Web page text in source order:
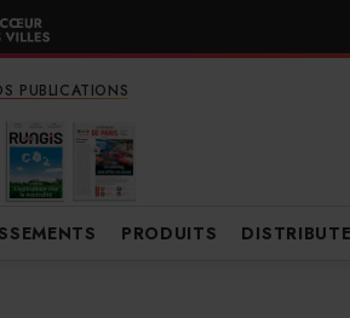
PUBLICATIONS
PRODUITS